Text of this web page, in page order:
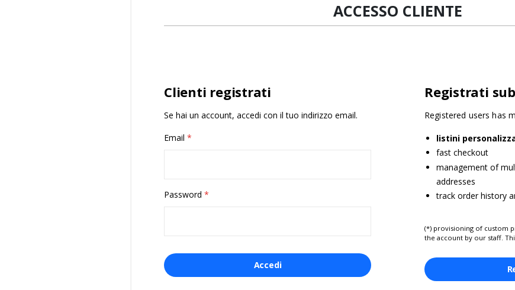
ACCESSO CLIENTE
Clienti registrati
Se hai un account, accedi con il tuo indirizzo email.
Email
Password
Accedi
Registrati
Registered users has
listini
fast checkout
management of
addresses
track order history
(*) provisioning of custom
the account by our staff.